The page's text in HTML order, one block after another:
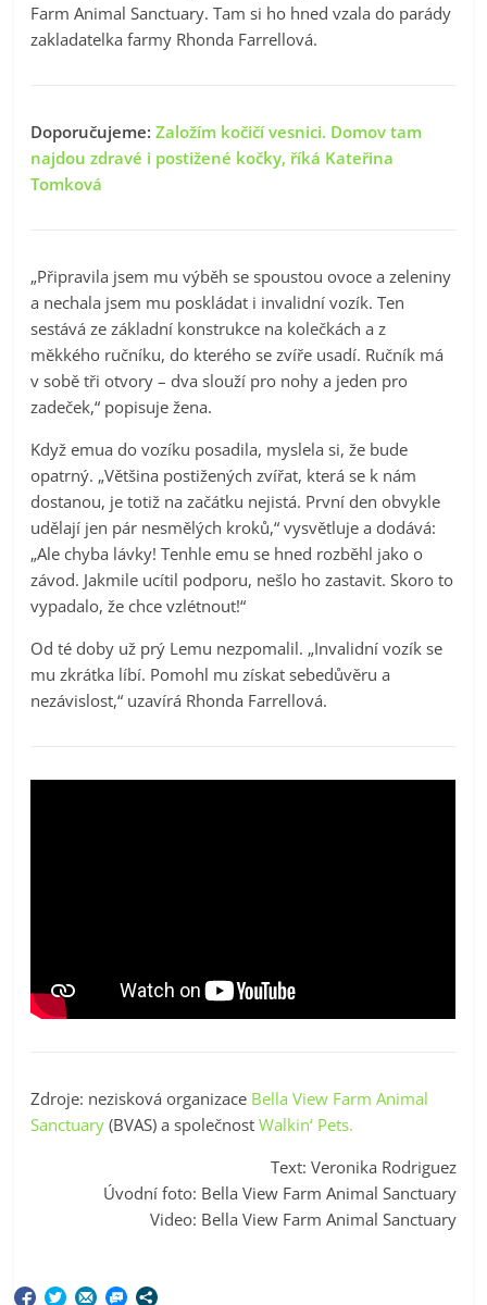
Farm Animal Sanctuary. Tam si ho hned vzala do parády
zakladatelka farmy Rhonda Farrellová.
Doporučujeme:Založím kočičí vesnici. Domov tam
najdou zdravé i postižené kočky, říká Kateřina
Tomková
„Připravila jsem mu výběh se spoustou ovoce a zeleniny
a nechala jsem mu poskládat i invalidní vozík. Ten
sestává ze základní konstrukce na kolečkách a z
měkkého ručníku, do kterého se zvíře usadí. Ručník má
v sobě tři otvory – dva slouží pro nohy a jeden pro
zadeček,“ popisuje žena.
Když emua do vozíku posadila, myslela si, že bude
opatrný. „Většina postižených zvířat, která se k nám
dostanou, je totiž na začátku nejistá. První den obvykle
udělají jen pár nesmělých kroků,“ vysvětluje a dodává:
„Ale chyba lávky! Tenhle emu se hned rozběhl jako o
závod. Jakmile ucítil podporu, nešlo ho zastavit. Skoro to
vypadalo, že chce vzlétnout!“
Od té doby už prý Lemu nezpomalil. „Invalidní vozík se
mu zkrátka líbí. Pomohl mu získat sebedůvěru a
nezávislost,“ uzavírá Rhonda Farrellová.
Zdroje: nezisková organizace Bella View Farm Animal
Sanctuary (BVAS) a společnostWalkin‘ Pets.
Text: Veronika Rodriguez
Úvodní foto: Bella View Farm Animal Sanctuary
Video: Bella View Farm Animal Sanctuary